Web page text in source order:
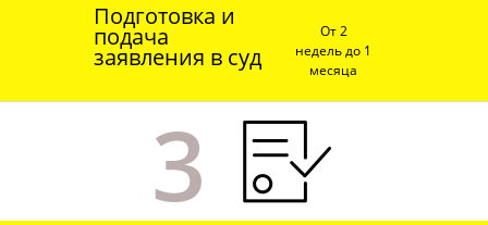
Подготовка и
подача
заявления в суд
От 2
недель до 1
месяца
3
частный веб разработчик